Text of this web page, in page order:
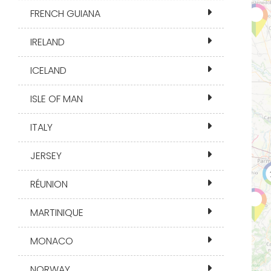
FRENCH GUIANA
IRELAND
ICELAND
ISLE OF MAN
ITALY
JERSEY
RÉUNION
MARTINIQUE
MONACO